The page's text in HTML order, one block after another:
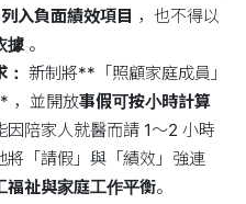
入負面績效項目 ，也不得以
據。
新制將**「照顧家庭成員」
，並開放事假可按小時計算
因陪家人就醫而請 1～2 小時
將「請假」與「績效」強連
福祉與家庭工作平衡。